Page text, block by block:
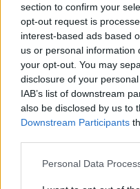
section to confirm your
opt-out request is
interest-based ads based
us or personal information
your opt-out. You may
disclosure of your
IAB’s list of downstream
also be disclosed by us to
Downstream Participants
Personal Data
kad nėra dėl ko
tyrimo, dėl to ir
problema, kad
sunku
neveikia, kad
smurtas prieš
– (J. Jurevičienė)